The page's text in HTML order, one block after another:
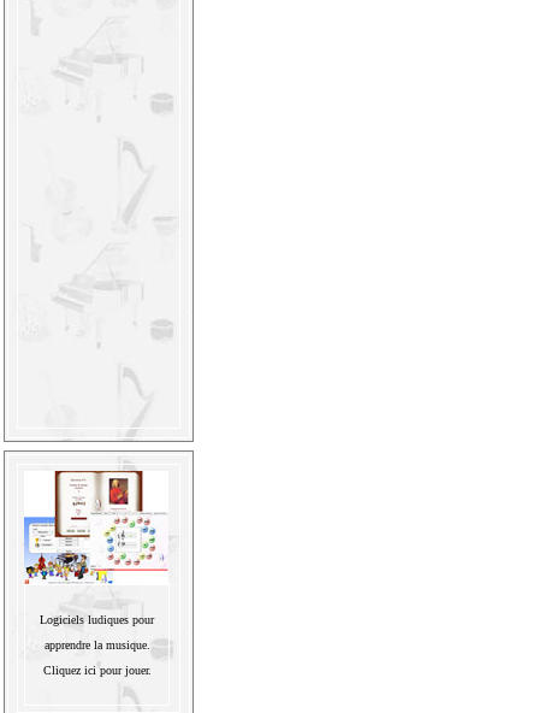
Logiciels ludiques pour
apprendre la musique.
Cliquez ici pour jouer.